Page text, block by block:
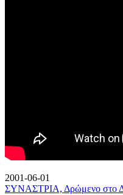
2001-06-01
ΣΥΝΑΣΤΡΙΑ, Δρώμενο στο